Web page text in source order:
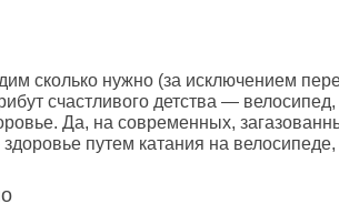
сколько нужно (за исключением
счастливого детства —
Да, на современных,
путем катания на